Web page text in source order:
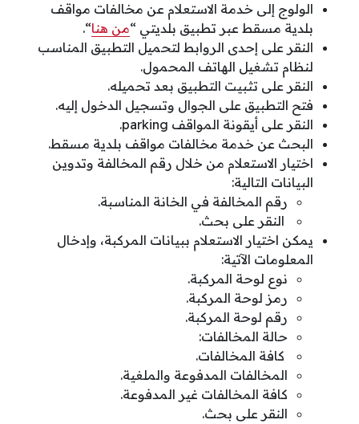
الولوج إلى خدمة الاستعلام عن مخالفات مواقف
بلدية مسقط عبر تطبيق بلديتي “من هنا“.
النقر على إحدى الروابط لتحميل التطبيق المناسب
لنظام تشغيل الهاتف المحمول.
النقر على تثبيت التطبيق بعد تحميله.
فتح التطبيق على الجوال وتسجيل الدخول إليه.
النقر على أيقونة المواقف parking.
البحث عن خدمة مخالفات مواقف بلدية مسقط.
اختيار الاستعلام من خلال رقم المخالفة وتدوين
البيانات التالية:
رقم المخالفة في الخانة المناسبة.
النقر على بحث.
يمكن اختيار الاستعلام ببيانات المركبة، وإدخال
المعلومات الآتية:
نوع لوحة المركبة.
رمز لوحة المركبة.
رقم لوحة المركبة.
حالة المخالفات:
كافة المخالفات.
المخالفات المدفوعة والملغية.
كافة المخالفات غير المدفوعة.
النقر على بحث.